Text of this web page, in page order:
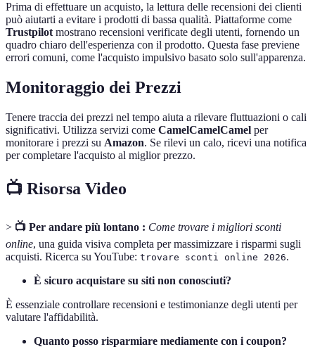
Prima di effettuare un acquisto, la lettura delle recensioni dei clienti
può aiutarti a evitare i prodotti di bassa qualità. Piattaforme come
Trustpilot mostrano recensioni verificate degli utenti, fornendo un
quadro chiaro dell'esperienza con il prodotto. Questa fase previene
errori comuni, come l'acquisto impulsivo basato solo sull'apparenza.
Monitoraggio dei Prezzi
Tenere traccia dei prezzi nel tempo aiuta a rilevare fluttuazioni o cali
significativi. Utilizza servizi come CamelCamelCamel per
monitorare i prezzi su Amazon. Se rilevi un calo, ricevi una notifica
per completare l'acquisto al miglior prezzo.
📺 Risorsa Video
> 📺 Per andare più lontano : Come trovare i migliori sconti
online, una guida visiva completa per massimizzare i risparmi sugli
acquisti. Ricerca su YouTube: trovare sconti online 2026.
È sicuro acquistare su siti non conosciuti?
È essenziale controllare recensioni e testimonianze degli utenti per
valutare l'affidabilità.
Quanto posso risparmiare mediamente con i coupon?